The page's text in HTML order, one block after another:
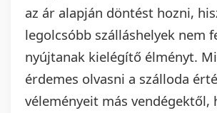
az ár alapján döntést hozni,
legolcsóbb szálláshelyek nem
nyújtanak kielégítő élményt.
érdemes olvasni a szálloda
véleményeit más vendégektől,